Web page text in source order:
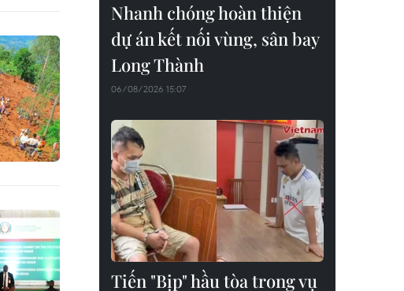
Nhanh chóng hoàn thiện
dự án kết nối vùng, sân bay
Long Thành
06/08/2026 15:07
Tiến "Bịp" hầu tòa trong vụ